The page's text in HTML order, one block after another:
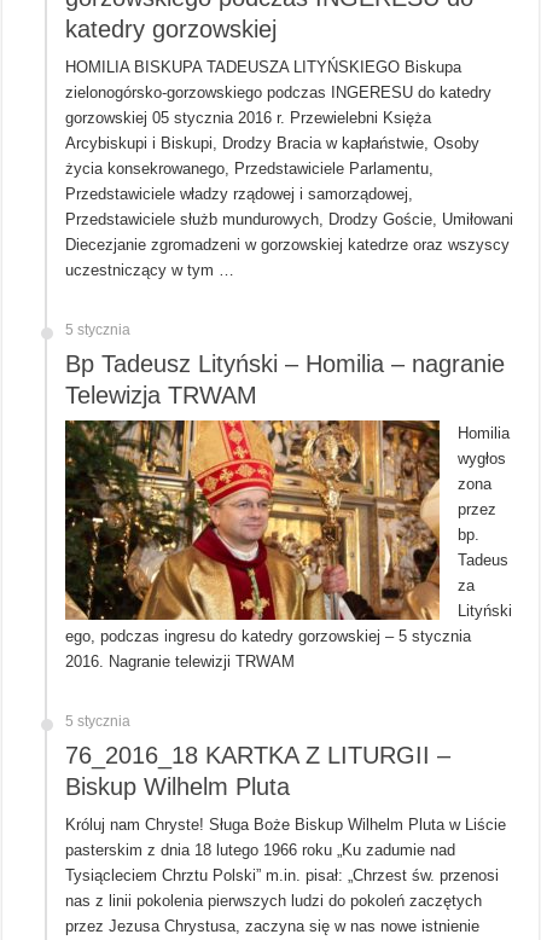
katedry gorzowskiej
HOMILIA BISKUPA TADEUSZA LITYŃSKIEGO Biskupa
zielonogórsko-gorzowskiego podczas INGERESU do katedry
gorzowskiej 05 stycznia 2016 r. Przewielebni Księża
Arcybiskupi i Biskupi, Drodzy Bracia w kapłaństwie, Osoby
życia konsekrowanego, Przedstawiciele Parlamentu,
Przedstawiciele władzy rządowej i samorządowej,
Przedstawiciele służb mundurowych, Drodzy Goście, Umiłowani
Diecezjanie zgromadzeni w gorzowskiej katedrze oraz wszyscy
uczestniczący w tym …
5 stycznia
Bp Tadeusz Lityński – Homilia – nagranie
Telewizja TRWAM
Homilia
wygłos
zona
przez
bp.
Tadeus
za
Lityński
ego, podczas ingresu do katedry gorzowskiej – 5 stycznia
2016. Nagranie telewizji TRWAM
5 stycznia
76_2016_18 KARTKA Z LITURGII –
Biskup Wilhelm Pluta
Króluj nam Chryste! Sługa Boże Biskup Wilhelm Pluta w Liście
pasterskim z dnia 18 lutego 1966 roku „Ku zadumie nad
Tysiącleciem Chrztu Polski” m.in. pisał: „Chrzest św. przenosi
nas z linii pokolenia pierwszych ludzi do pokoleń zaczętych
przez Jezusa Chrystusa, zaczyna się w nas nowe istnienie